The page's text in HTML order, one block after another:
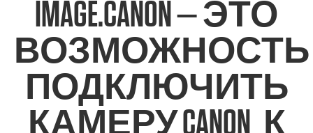
IMAGE.CANON — ЭТО
ВОЗМОЖНОСТЬ
ПОДКЛЮЧИТЬ
КАМЕРУ CANON К